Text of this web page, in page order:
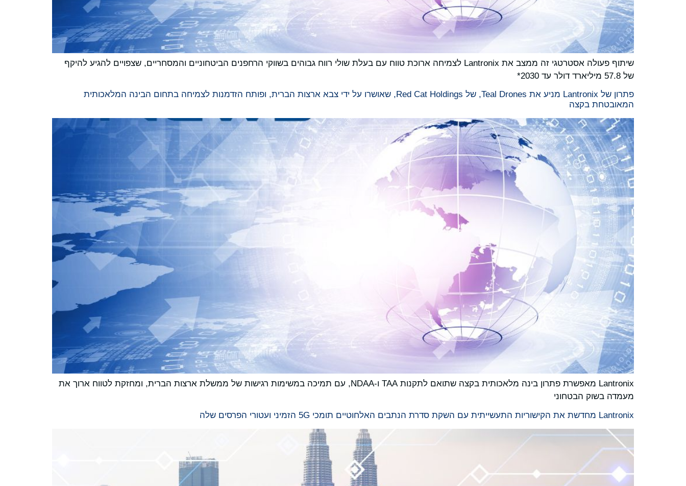
שיתוף פעולה אסטרטגי זה ממצב את Lantronix לצמיחה ארוכת טווח עם בעלת שולי רווח גבוהים בשווקי הרחפנים הביטחוניים והמסחריים, שצפויים להגיע להיקף
של 57.8 מיליארד דולר עד 2030*
פתרון של Lantronix מניע את Teal Drones, של Red Cat Holdings, שאושרו על ידי צבא ארצות הברית, ופותח הזדמנות לצמיחה בתחום הבינה המלאכותית
המאובטחת בקצה
Lantronix מאפשרת פתרון בינה מלאכותית בקצה שתואם לתקנות TAA ו-NDAA, עם תמיכה במשימות רגישות של ממשלת ארצות הברית, ומחזקת לטווח ארוך את
מעמדה בשוק הבטחוני
Lantronix מחדשת את הקישוריות התעשייתית עם השקת סדרת הנתבים האלחוטיים תומכי 5G הזמיני ועטורי הפרסים שלה